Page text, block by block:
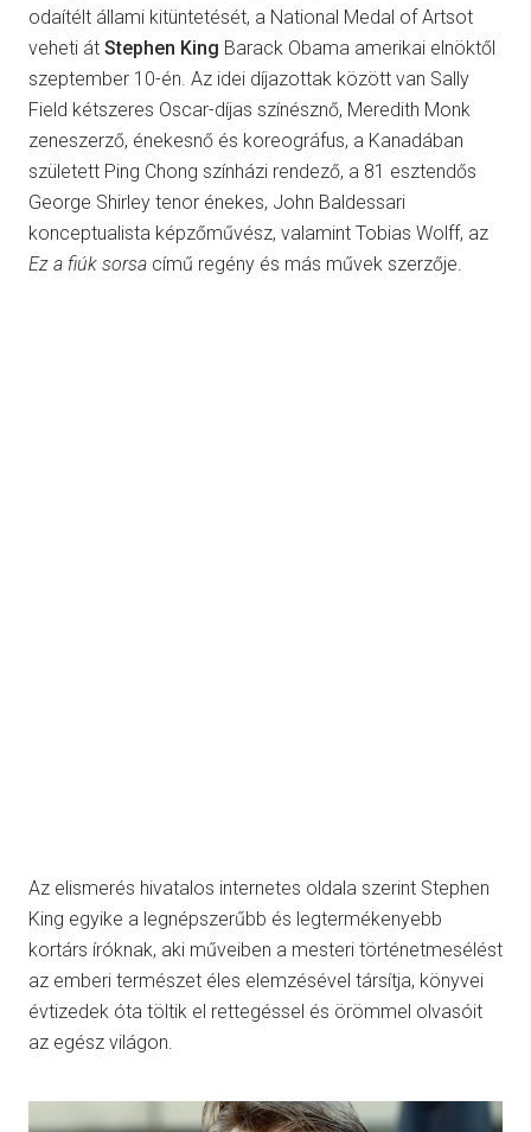
odaítélt állami kitüntetését, a National Medal of Artsot
veheti át Stephen King Barack Obama amerikai elnöktől
szeptember 10-én. Az idei díjazottak között van Sally
Field kétszeres Oscar-díjas színésznő, Meredith Monk
zeneszerző, énekesnő és koreográfus, a Kanadában
született Ping Chong színházi rendező, a 81 esztendős
George Shirley tenor énekes, John Baldessari
konceptualista képzőművész, valamint Tobias Wolff, az
Ez a fiúk sorsa című regény és más művek szerzője.
Az elismerés hivatalos internetes oldala szerint Stephen
King egyike a legnépszerűbb és legtermékenyebb
kortárs íróknak, aki műveiben a mesteri történetmesélést
az emberi természet éles elemzésével társítja, könyvei
évtizedek óta töltik el rettegéssel és örömmel olvasóit
az egész világon.